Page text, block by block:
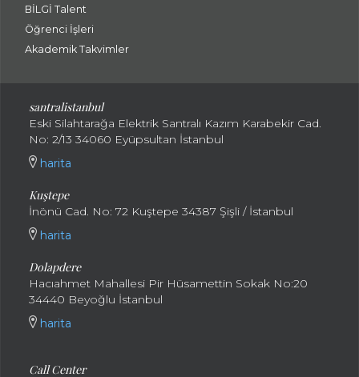
BİLGİ Talent
Öğrenci İşleri
Akademik Takvimler
santralistanbul
Eski Silahtarağa Elektrik Santralı Kazım Karabekir Cad.
No: 2/13 34060 Eyüpsultan İstanbul
harita
Kuştepe
İnönü Cad. No: 72 Kuştepe 34387 Şişli / İstanbul
harita
Dolapdere
Hacıahmet Mahallesi Pir Hüsamettin Sokak No:20
34440 Beyoğlu İstanbul
harita
Call Center